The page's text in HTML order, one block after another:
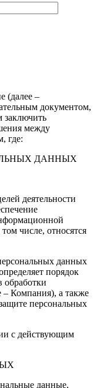
(далее –
документом,
заключить
между
где:
ДАННЫХ
деятельности
числе, относятся
данных
порядок
обработки
Компания), а также
персональных
с действующим
данные,